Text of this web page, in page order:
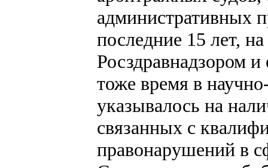
административных
последние 15 лет,
Росздравнадзором
тоже время в
указывалось на
связанных с
правонарушений в